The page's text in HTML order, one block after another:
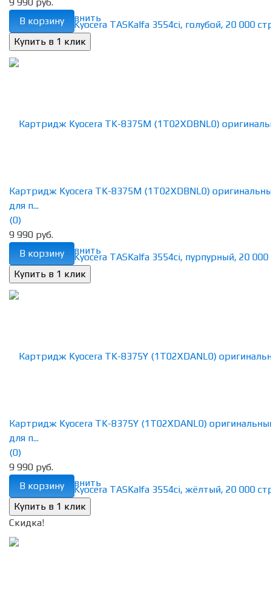
избранное сравнить
В корзину
избранное сравнить
Картридж Kyocera TK-8375M (1T02XDBNL0)
для п...
(0)
9 990 руб.
В корзину
избранное сравнить
Картридж Kyocera TK-8375Y (1T02XDANL0)
для п...
(0)
9 990 руб.
В корзину
Скидка!